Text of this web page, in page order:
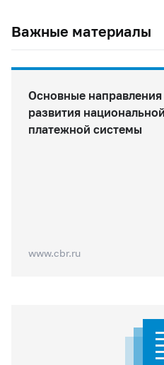
Важные материалы
Основные направления
развития национальной
платежной системы
www.cbr.ru